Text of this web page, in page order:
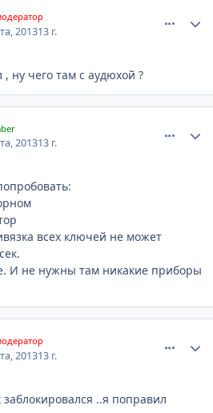
201313 г.
ну чего там с аудюхой ?
201313 г.
всех ключей не может
И не нужны там никакие приборы
201313 г.
..я поправил